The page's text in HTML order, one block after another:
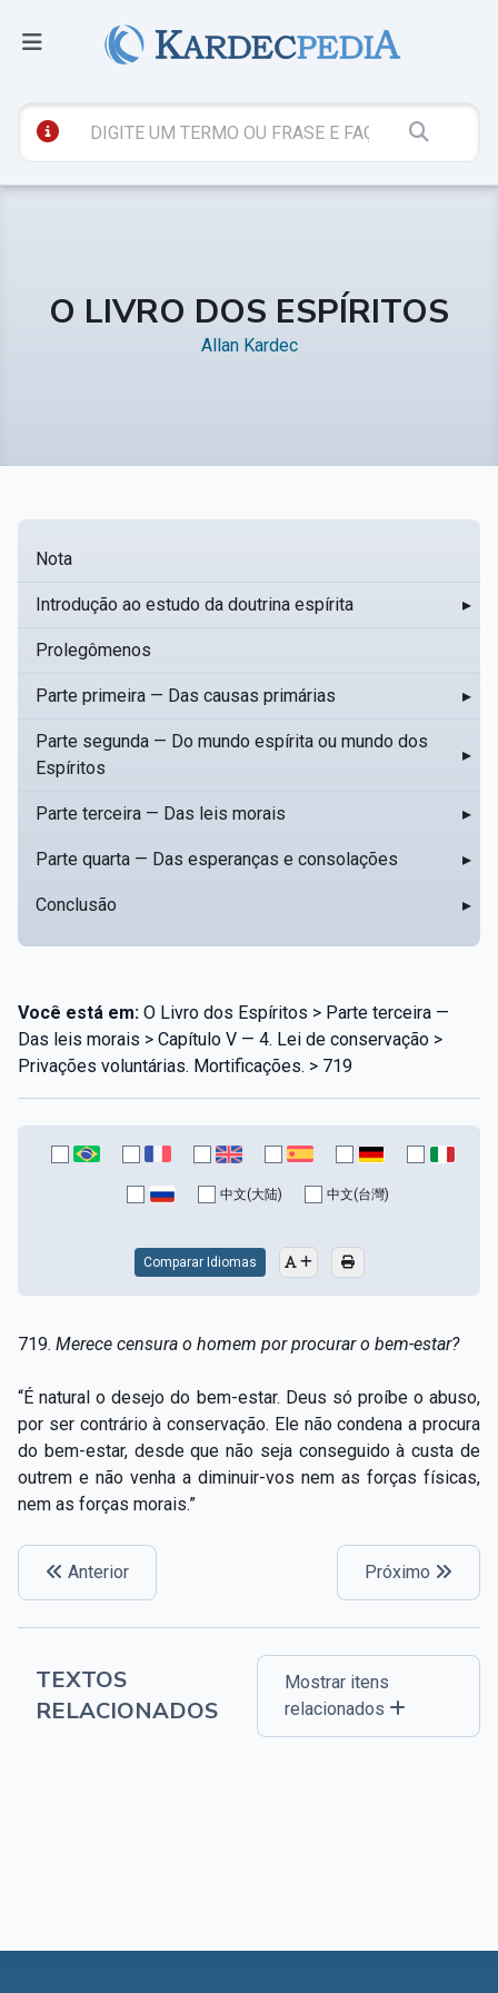
O LIVRO DOS ESPÍRITOS
Allan Kardec
Nota
Introdução ao estudo da doutrina espírita ▸
Prolegômenos
Parte primeira — Das causas primárias ▸
Parte segunda — Do mundo espírita ou mundo dos
Espíritos
▸
Parte terceira — Das leis morais ▸
Parte quarta — Das esperanças e consolações ▸
Conclusão ▸
Você está em: O Livro dos Espíritos > Parte terceira —
Das leis morais > Capítulo V — 4. Lei de conservação >
Privações voluntárias. Mortificações. > 719
中文(大陆) 中文(台灣)
Comparar Idiomas
719. Merece censura o homem por procurar o bem-estar?
“É natural o desejo do bem-estar. Deus só proíbe o abuso,
por ser contrário à conservação. Ele não condena a procura
do bem-estar, desde que não seja conseguido à custa de
outrem e não venha a diminuir-vos nem as forças físicas,
nem as forças morais.”
Anterior Próximo
TEXTOS
RELACIONADOS
Mostrar itens
relacionados